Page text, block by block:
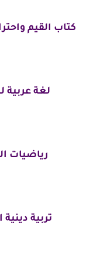
كتاب القيم
لغة عربية
رياضيات
تربية